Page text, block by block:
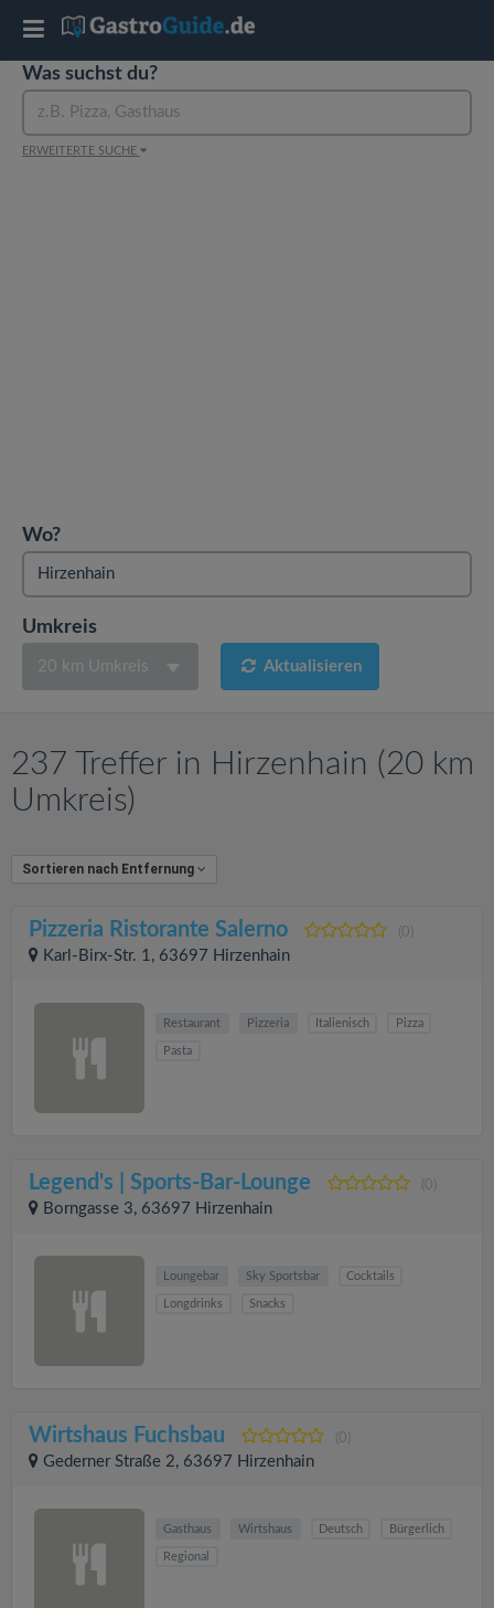
Was suchst du?
ERWEITERTE SUCHE
Wo?
Umkreis
20 km Umkreis Aktualisieren
237 Treffer in Hirzenhain (20 km
Umkreis)
Sortieren nach Entfernung
Pizzeria Ristorante Salerno (0)
Karl-Birx-Str. 1, 63697 Hirzenhain
Restaurant Pizzeria Italienisch Pizza
Pasta
Legend's | Sports-Bar-Lounge (0)
Borngasse 3, 63697 Hirzenhain
Loungebar Sky Sportsbar Cocktails
Longdrinks Snacks
Wirtshaus Fuchsbau (0)
Gederner Straße 2, 63697 Hirzenhain
Gasthaus Wirtshaus Deutsch Bürgerlich
Regional
T
o
g
i
a